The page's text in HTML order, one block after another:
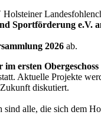
Sportförderung e.V.
2026 ab.
im ersten
Aktuelle Projekte
diskutiert.
alle, die sich dem